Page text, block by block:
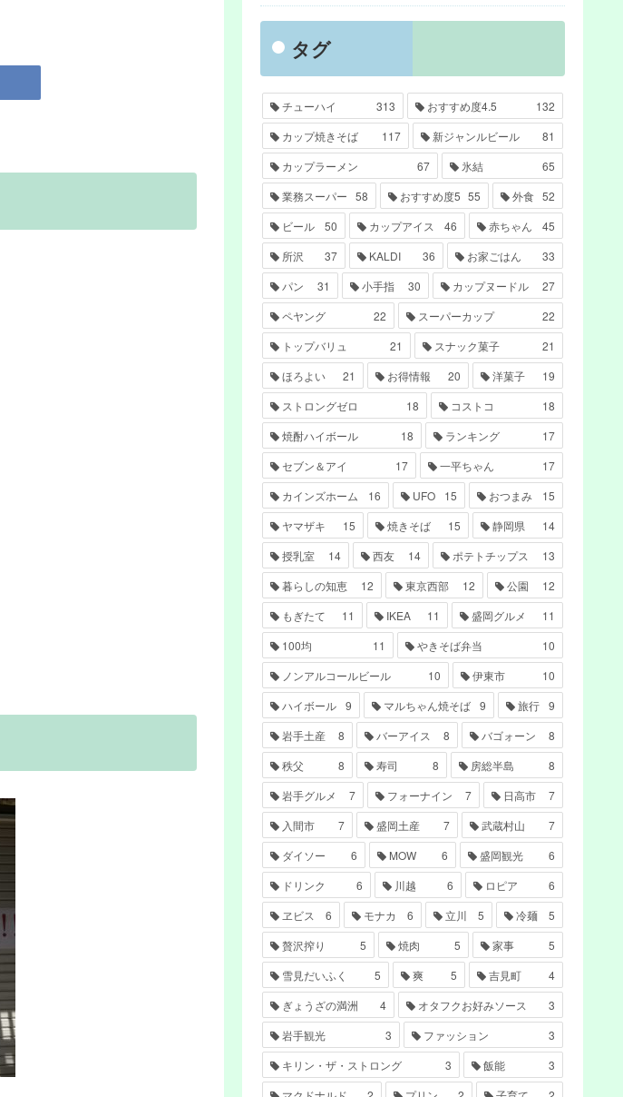
タグ
チューハイ 313 おすすめ度4.5
132
カップ焼きそば
117 新ジャンルビール
81
カップラーメン
67 氷結
65
業務スーパー 58 おすすめ度5 55 外食 52
ビール
50 カップアイス 46 赤ちゃん
45
所沢
37 KALDI 36 お家ごはん
33
パン
31 小手指 30 カップヌードル
27
ペヤング
22 スーパーカップ
22
トップバリュ
21 スナック菓子
21
ほろよい
21 お得情報 20 洋菓子
19
ストロングゼロ
18 コストコ
18
焼酎ハイボール
18 ランキング
17
セブン＆アイ
17 一平ちゃん
17
カインズホーム
16 UFO 15 おつまみ
15
ヤマザキ
15 焼きそば 15 静岡県
14
授乳室
14 西友 14 ポテトチップス
13
暮らしの知恵
12 東京西部 12 公園
12
もぎたて
11 IKEA 11 盛岡グルメ
11
100均
11 やきそば弁当
10
ノンアルコールビール
10 伊東市
10
ハイボール 9 マルちゃん焼そば 9 旅行 9
岩手土産
8 バーアイス 8 バゴォーン
8
秩父
8 寿司 8 房総半島
8
岩手グルメ
7 フォーナイン 7 日高市
7
入間市
7 盛岡土産 7 武蔵村山
7
ダイソー
6 MOW 6 盛岡観光
6
ドリンク
6 川越 6 ロピア
6
ヱビス
6 モナカ 6 立川 5 冷麺
5
贅沢搾り
5 焼肉 5 家事
5
雪見だいふく
5 爽 5 吉見町
4
ぎょうざの満洲
4 オタフクお好みソース
3
岩手観光
3 ファッション
3
キリン・ザ・ストロング
3 飯能
3